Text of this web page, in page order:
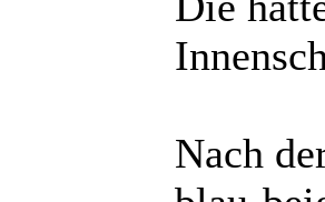
Nach